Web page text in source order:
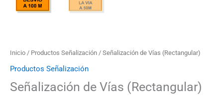
Inicio / Productos Señalización / Señalización de Vías (Rectangular)
Productos Señalización
Señalización de Vías (Rectangular)